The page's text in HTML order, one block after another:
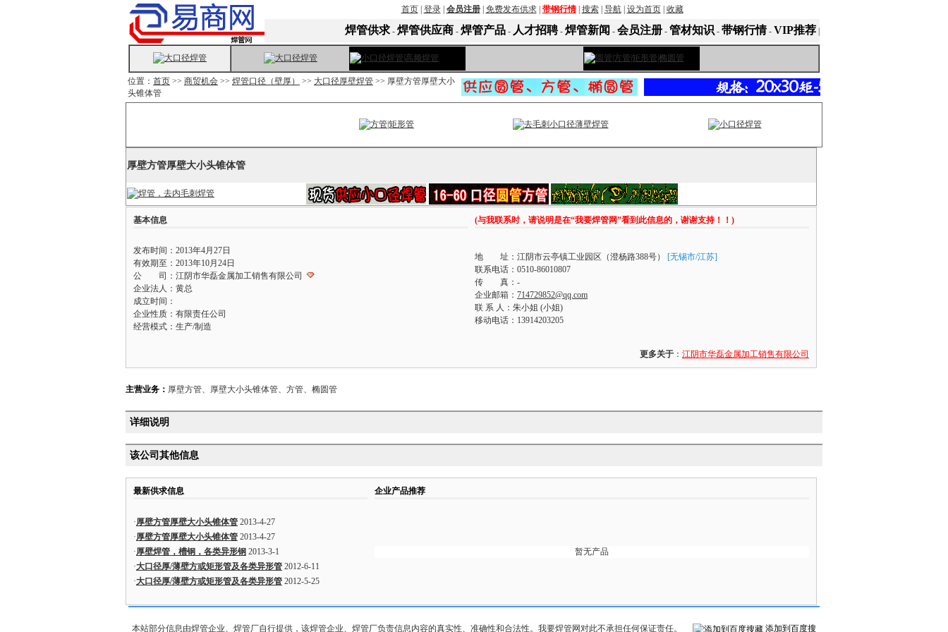
首页| 登录| 会员注册| 免费发布供求| 带钢行情| 搜索| 导航| 设为首页| 收藏
焊管供求- 焊管供应商 - 焊管产品 - 人才招聘- 焊管新闻 - 会员注册 - 管材知识 - 带钢行情- VIP推荐
位置： 首页 >> 商贸机会 >> 焊管口径（壁厚） >> 大口径厚壁焊管 >> 厚壁方管厚壁大小
头锥体管
厚壁方管厚壁大小头锥体管
基本信息 (与我联系时，请说明是在“我要焊管网”看到此信息的，谢谢支持！！)
发布时间：2013年4月27日
有效期至：2013年10月24日
公 司：江阴市华磊金属加工销售有限公司
企业法人：黄总
成立时间：
企业性质：有限责任公司
经营模式：生产/制造
地 址：江阴市云亭镇工业园区（澄杨路388号） [无锡市/江苏]
联系电话：0510-86010807
传 真：-
企业邮箱： 714729852@qq.com
联 系 人：朱小姐 (小姐)
移动电话：13914203205
更多关于 ： 江阴市华磊金属加工销售有限公司
主营业务： 厚壁方管、厚壁大小头锥体管、方管、椭圆管
详细说明
该公司其他信息
最新供求信息 企业产品推荐
·厚壁方管厚壁大小头锥体管 2013-4-27
·厚壁方管厚壁大小头锥体管 2013-4-27
·厚壁焊管，槽钢，各类异形钢 2013-3-1
·大口径厚/薄壁方或矩形管及各类异形管 2012-6-11
·大口径厚/薄壁方或矩形管及各类异形管 2012-5-25
暂无产品
本站部分信息由焊管企业、焊管厂自行提供，该焊管企业、焊管厂负责信息内容的真实性、准确性和合法性。我要焊管网对此不承担任何保证责任。 添加到百度搜